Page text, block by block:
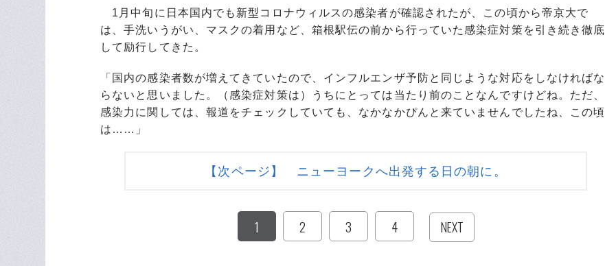
1月中旬に日本国内でも新型コロナウィルスの感染者が確認されたが、この頃から帝京大で
は、手洗いうがい、マスクの着用など、箱根駅伝の前から行っていた感染症対策を引き続き徹底
して励行してきた。
「国内の感染者数が増えてきていたので、インフルエンザ予防と同じような対応をしなければな
らないと思いました。（感染症対策は）うちにとっては当たり前のことなんですけどね。ただ、
感染力に関しては、報道をチェックしていても、なかなかぴんと来ていませんでしたね、この頃
は……」
【次ページ】 ニューヨークへ出発する日の朝に。
1 2 3 4 NEXT